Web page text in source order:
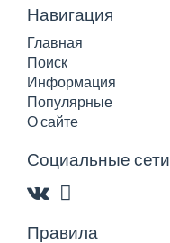
Навигация
Главная
Поиск
Информация
Популярные
О сайте
Социальные сети
Правила